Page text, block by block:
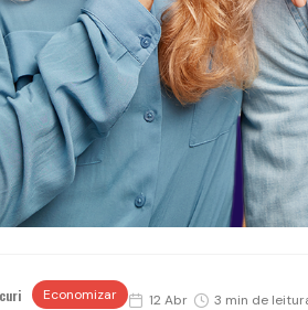
Economizar 12 Abr 3 min de